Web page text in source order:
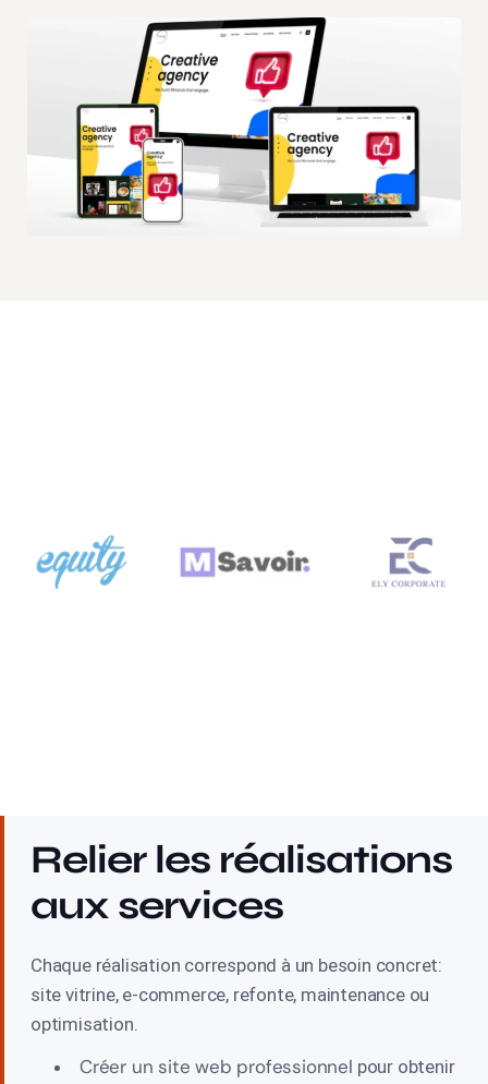
Relier les réalisations
aux services
Chaque réalisation correspond à un besoin concret:
site vitrine, e-commerce, refonte, maintenance ou
optimisation.
Créer un site web professionnel pour obtenir